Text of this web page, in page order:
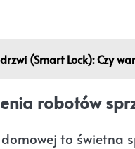
(Smart Lock): Czy
robotów
to świetna